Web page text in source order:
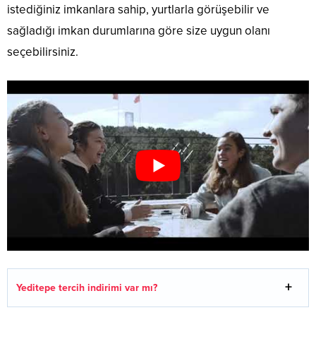
istediğiniz imkanlara sahip, yurtlarla görüşebilir ve
sağladığı imkan durumlarına göre size uygun olanı
seçebilirsiniz.
Yeditepe tercih indirimi var mı?